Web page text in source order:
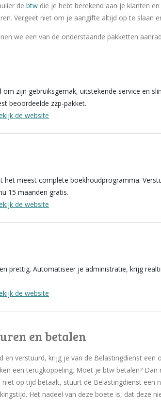
de btw die je hebt berekend aan je klanten
Vergeet niet om je aangifte altijd op te slaan
we een van de onderstaande pakketten
zijn gebruiksgemak, uitstekende service en
beoordeelde zzp-pakket.
de website
het meest complete boekhoudprogramma.
15 maanden gratis.
de website
prettig. Automatiseer je administratie, krijg
de website
en betalen
en verstuurd, krijg je van de Belastingdienst
een terugkoppeling. Moet je btw betalen?
op tijd betaalt, stuurt de Belastingdienst
Het nadeel van deze boete is, dat deze